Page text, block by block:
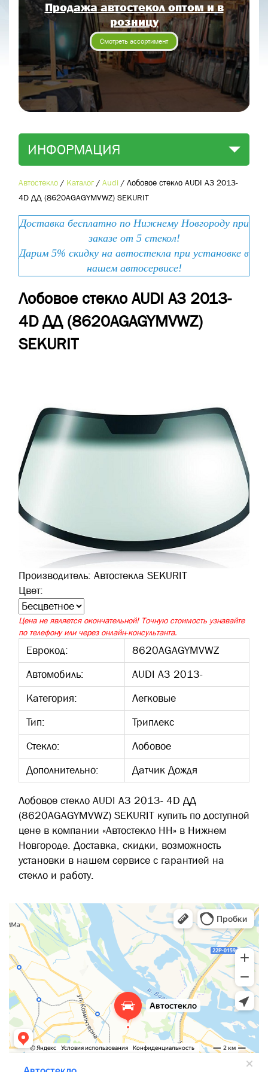
Продажа автостекол оптом и в
розницу
Смотреть ассортимент
ИНФОРМАЦИЯ
Автостекло / Каталог / Audi / Лобовое стекло AUDI A3 2013-
4D ДД (8620AGAGYMVWZ) SEKURIT
Доставка бесплатно по Нижнему Новгороду при
заказе от 5 стекол!
Дарим 5% скидку на автостекла при установке в
нашем автосервисе!
Лобовое стекло AUDI A3 2013-
4D ДД (8620AGAGYMVWZ)
SEKURIT
Производитель: Автостекла SEKURIT
Цвет:
Цена не является окончательной! Точную стоимость узнавайте
по телефону или через онлайн-консультанта.
Еврокод:
8620AGAGYMVWZ
Автомобиль:
AUDI A3 2013-
Категория:
Легковые
Тип:
Триплекс
Стекло:
Лобовое
Дополнительно:
Датчик Дождя
Лобовое стекло AUDI A3 2013- 4D ДД
(8620AGAGYMVWZ) SEKURIT купить по доступной
цене в компании «Автостекло НН» в Нижнем
Новгороде. Доставка, скидки, возможность
установки в нашем сервисе с гарантией на
стекло и работу.
Отправить
Отправить заявку